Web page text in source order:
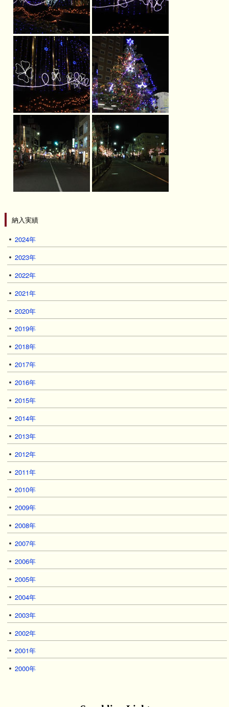
納入実績
2024年
2023年
2022年
2021年
2020年
2019年
2018年
2017年
2016年
2015年
2014年
2013年
2012年
2011年
2010年
2009年
2008年
2007年
2006年
2005年
2004年
2003年
2002年
2001年
2000年